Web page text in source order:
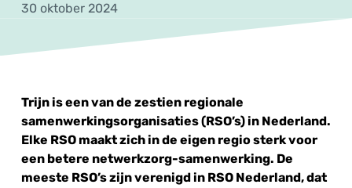
30 oktober 2024
Trijn is een van de zestien regionale
samenwerkingsorganisaties (RSO’s) in Nederland.
Elke RSO maakt zich in de eigen regio sterk voor
een betere netwerkzorg-samenwerking. De
meeste RSO’s zijn verenigd in RSO Nederland, dat